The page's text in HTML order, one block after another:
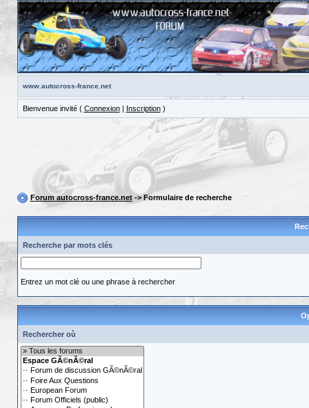
www.autocross-france.net
Bienvenue invité ( Connexion| Inscription)
Forum autocross-france.net-> Formulaire de recherche
Recherche par mots clés
Entrez un mot clé ou une phrase à rechercher
Rechercher où